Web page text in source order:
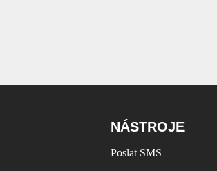
NÁSTROJE
Poslat SMS